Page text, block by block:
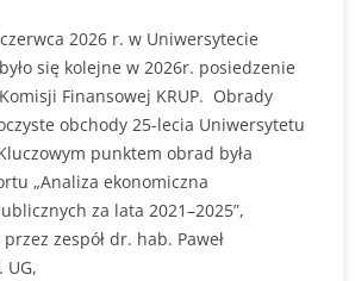
2026 r. w Uniwersytecie
się kolejne w 2026r. posiedzenie
Finansowej KRUP. Obrady
obchody 25-lecia Uniwersytetu
punktem obrad była
„Analiza ekonomiczna
za lata 2021–2025”,
zespół dr. hab. Paweł
UG,